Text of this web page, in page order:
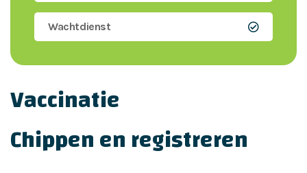
Wachtdienst
Vaccinatie
Chippen en registreren